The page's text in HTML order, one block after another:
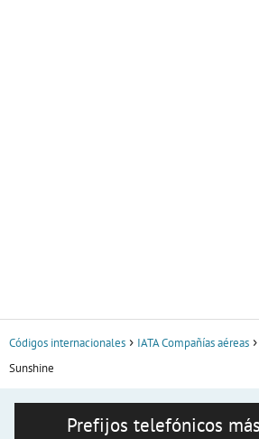
Códigos internacionales IATA Compañías aéreas
Sunshine
Prefijos telefónicos